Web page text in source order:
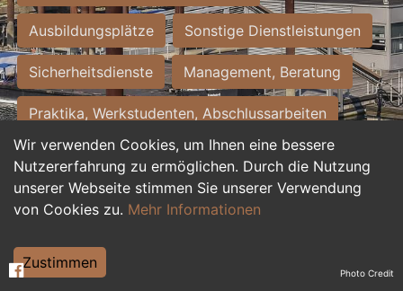
Wir verwenden Cookies, um Ihnen eine bessere
Nutzererfahrung zu ermöglichen. Durch die Nutzung
unserer Webseite stimmen Sie unserer Verwendung
von Cookies zu. Mehr Informationen
Zustimmen
Ausbildungsplätze Sonstige Dienstleistungen
Sicherheitsdienste Management, Beratung
Praktika, Werkstudenten, Abschlussarbeiten
Personalwesen Assistenz, Sekretariat
Hilfskräfte, Aushilfs- und Nebenjobs
Weiterbildung, Studium, duale Ausbildung Photo Credit